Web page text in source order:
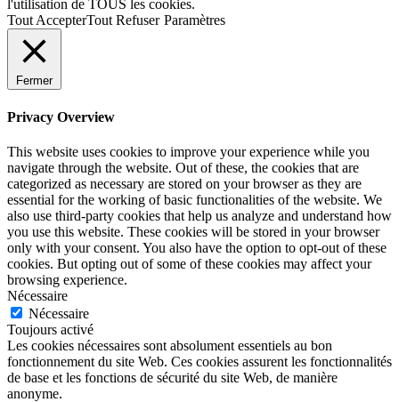
l'utilisation de TOUS les cookies.
Tout AccepterTout Refuser Paramètres
Fermer
Privacy Overview
This website uses cookies to improve your experience while you
navigate through the website. Out of these, the cookies that are
categorized as necessary are stored on your browser as they are
essential for the working of basic functionalities of the website. We
also use third-party cookies that help us analyze and understand how
you use this website. These cookies will be stored in your browser
only with your consent. You also have the option to opt-out of these
cookies. But opting out of some of these cookies may affect your
browsing experience.
Nécessaire
Nécessaire
Toujours activé
Les cookies nécessaires sont absolument essentiels au bon
fonctionnement du site Web. Ces cookies assurent les fonctionnalités
de base et les fonctions de sécurité du site Web, de manière
anonyme.